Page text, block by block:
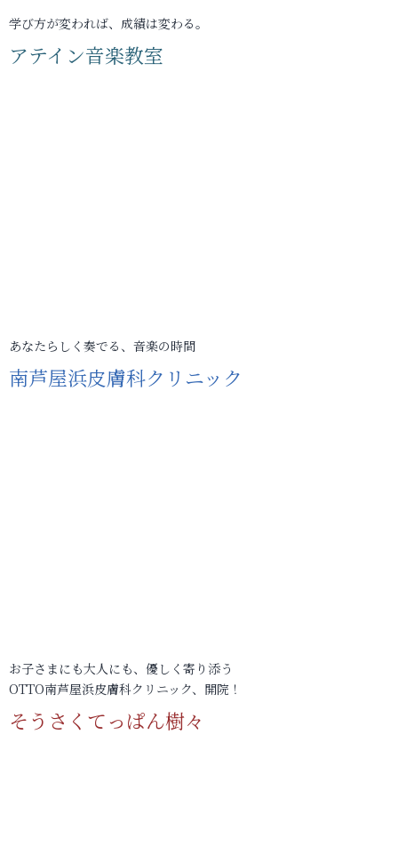
学び方が変われば、成績は変わる。
アテイン音楽教室
あなたらしく奏でる、音楽の時間
南芦屋浜皮膚科クリニック
お子さまにも大人にも、優しく寄り添う
OTTO南芦屋浜皮膚科クリニック、開院！
そうさくてっぱん樹々